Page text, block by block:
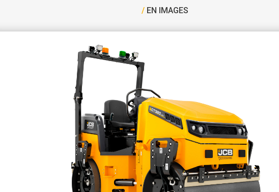
/ EN IMAGES